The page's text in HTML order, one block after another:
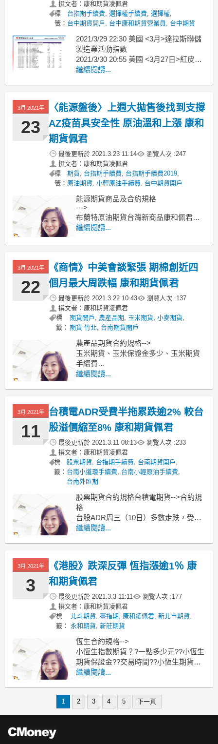
撰文者：康和期貨凌佩君
標
籤：
台指期手續費, 選擇權手續費, 選擇權,
台中期貨開戶 , 台中康和期貨營業員, 台中期貨
2021/3/29 22:30 美國 <3月>達拉斯聯儲
製造業活動指數
2021/3/30 20:55 美國 <3月27日>紅皮書
2021/3/30 20:55 美國 <3月27日>紅皮書
繼續閱讀...
3月 2021年
23
〈能源盤後〉上週大拋售後找到支撐
AZ疫苗具安全性 原油溫和上漲 康和
期貨佩君
最後更新於 2021.3.23 11:14 瀏覽人次 :247
撰文者：康和期貨凌佩君
標
籤：
期貨, 台指期手續費, 台指期手續費2019,
原油期貨,小輕原油手續費, 台中期貨開戶
能源期貨商品及合約規格
--->
布蘭特原油期貨台灣新商品康和佩君介
紹
原油期貨、輕原油CL、小輕原油QM保
交易時間??
繼續閱讀...
3月 2021年
22
《商情》中美會談緊張 期棉創近四
個月最大周跌幅 康和期貨佩君
最後更新於 2021.3.22 10:43 瀏覽人次 :137
撰文者：康和期貨凌佩君
標
籤：
期貨開戶 , 農產品期, 玉米期貨,小麥期貨,
期貨 竹北, 台南期貨開戶
農產品期貨合約規格-->
玉米期貨、玉米保證金多少、玉米期貨
手續費
小麥期貨、小麥保證金多少、小麥期貨
----------------------------------------------
上周五紐約棉花跌近
繼續閱讀...
3月 2021年
11
台積電ADR受費半拖累跌逾2% 較台
股溢價縮至8% 康和期貨佩君
最後更新於 2021.3.11 08:13 瀏覽人次 :233
撰文者：康和期貨凌佩君
標
籤：
股票期貨, 台指期手續費, 台南期貨開戶 ,
台南小道瓊手續費, 台南小輕原油手續費,
台南外匯期
股票期貨合約規格台積電期貨-->合約規
格
台股ADR周三（10日）多數走跌，受費
半指數拖累，台積電ADR挫跌逾2%，仍
1.46%，報32,297.02點；標普500指數收
高23.37點，漲幅0.60%，
繼續閱讀...
3月 2021年
3
《港股》跌深反彈 恆指漲逾1％ 康
和期貨佩君
最後更新於 2021.3.3 11:11 瀏覽人次 :177
撰文者：康和期貨凌佩君
標
籤：
北斗期貨, 臺指期, 康和凌佩君, 新北市期貨,
永和期貨, 新莊期貨
恆生合約規格-->
小恆生指數期貨？?一點多少元??小恆生
期貨保證金??交易時間??小恆生期貨手
續費??
不畏隔夜美股由科技股帶頭下挫，周三
香港股市跌深反彈，恆生指數開高走
高，早盤開漲0.53
繼續閱讀...
1 2 3 4 5 下一頁